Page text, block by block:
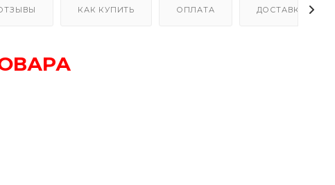
КАК КУПИТЬ ОПЛАТА ДОСТАВКА